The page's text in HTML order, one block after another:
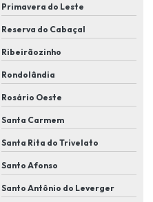
para condomínios
eletrônica
para indústrias
eletrônica
Primavera do Leste
Reserva do Cabaçal
Ribeirãozinho
Rondolândia
Rosário Oeste
Santa Carmem
Santa Rita do Trivelato
Santo Afonso
Santo Antônio do Leverger